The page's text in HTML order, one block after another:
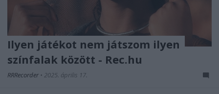
Ilyen játékot nem játszom ilyen
színfalak között - Rec.hu
RRRecorder • 2025. április 17.